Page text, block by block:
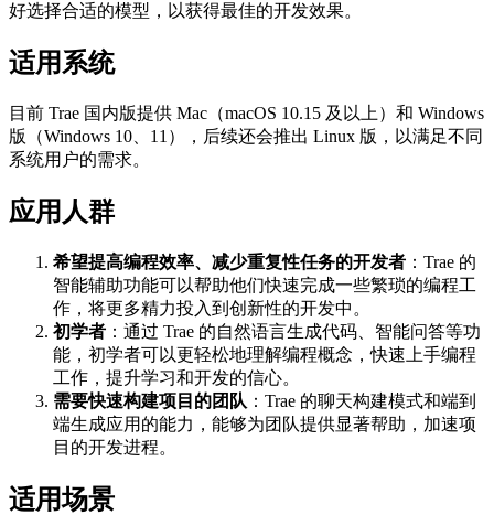
好选择合适的模型，以获得最佳的开发效果。
适用系统
目前 Trae 国内版提供 Mac（macOS 10.15 及以上）和 Windows
版（Windows 10、11），后续还会推出 Linux 版，以满足不同
系统用户的需求。
应用人群
希望提高编程效率、减少重复性任务的开发者 ：Trae 的
智能辅助功能可以帮助他们快速完成一些繁琐的编程工
作，将更多精力投入到创新性的开发中。
初学者 ：通过 Trae 的自然语言生成代码、智能问答等功
能，初学者可以更轻松地理解编程概念，快速上手编程
工作，提升学习和开发的信心。
需要快速构建项目的团队 ：Trae 的聊天构建模式和端到
端生成应用的能力，能够为团队提供显著帮助，加速项
目的开发进程。
适用场景